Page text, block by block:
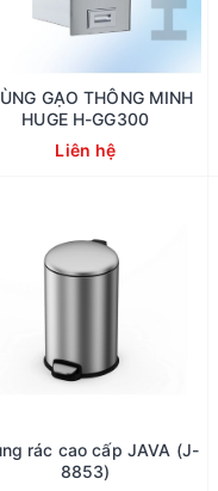
GẠO THÔNG MINH
HUGE H-GG300
Liên hệ
rác cao cấp JAVA (J-
8853)